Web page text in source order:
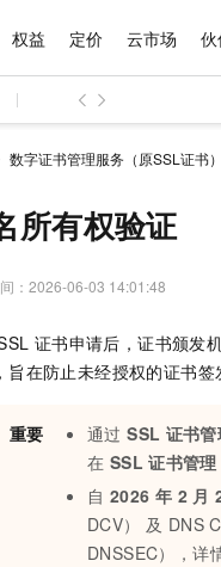
权益 定价 云市场
数字证书管理服务（原SSL证书）
所有权验证
： 2026-06-03 14:01:48
证书申请后，证书颁发
旨在防止未经授权的证书签
重要 通过SSL 证书
在 SSL 证书管
自 2026 年 2 月
DCV） 及 DNS
DNSSEC），详
平台
Max HOT
Plus
、能动手的多模态智能体模型
视觉 Coding、空间感知、多模态思考等全面升级
与应用平台
性能、安全可靠的大模型服务
全接入的云上超级电脑
覆盖公网/内网、递归/权威、移动APP等全场景解析服务
据计算服务 MaxCompute
企业级SaaS模式云数据仓库
方案
产品，直接交付可用成果
打造一站式影视创作平台
可视化编排打通从文字构思到成片全链路闭环
属 OpenClaw
让AI从“聊天伙伴”进化为能干活的“数字员工”
元/年起，超值低价云产品抢先购
得奖励，单订单最高返9万
力普惠，学生认证享300元代金券
费试用 新老同享
值200元试用点，立即开启云上创
的定价详情
管理
成本
网平台阿里云版
伙伴
合作计划
作计划
On Alibaba Cloud
Partner 合作计划
销售与服务生态合作计划
择阿里云
白皮书